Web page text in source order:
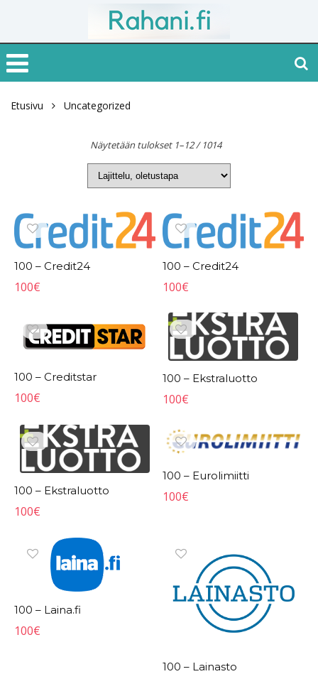
Etusivu Uncategorized
Näytetään tulokset 1–12 / 1014
100 – Credit24
100€
100 – Credit24
100€
100 – Creditstar
100€
100 – Ekstraluotto
100€
100 – Ekstraluotto
100€
100 – Eurolimiitti
100€
100 – Laina.fi
100€
100 – Lainasto